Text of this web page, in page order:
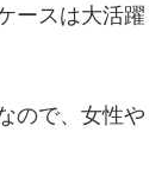
ースは大活躍
ので、女性や